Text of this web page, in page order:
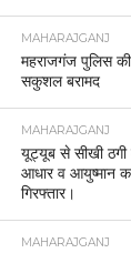
MAHARAJGANJ
महराजगंज पुलिस
सकुशल बरामद
MAHARAJGANJ
यूट्यूब से सीखी ठगी
आधार व आयुष्मान
गिरफ्तार।
MAHARAJGANJ